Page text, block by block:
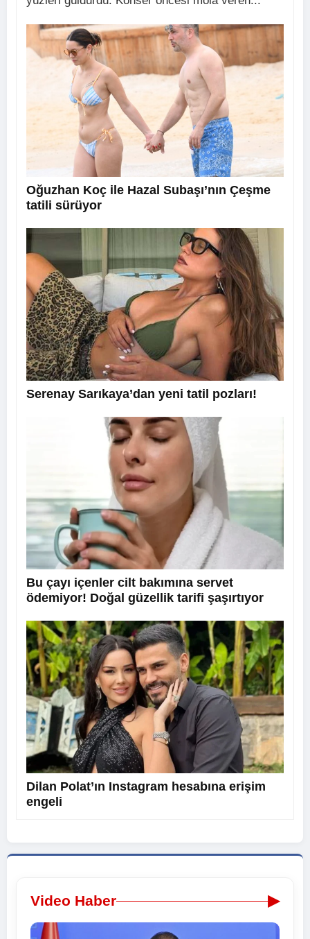
Oğuzhan Koç ile Hazal Subaşı’nın Çeşme
tatili sürüyor
Serenay Sarıkaya’dan yeni tatil pozları!
Bu çayı içenler cilt bakımına servet
ödemiyor! Doğal güzellik tarifi şaşırtıyor
Dilan Polat’ın Instagram hesabına erişim
engeli
Video Haber ▶